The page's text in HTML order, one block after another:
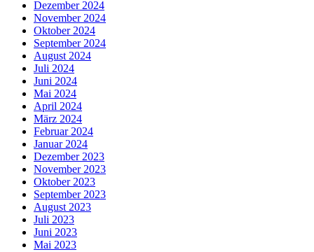
Dezember 2024
November 2024
Oktober 2024
September 2024
August 2024
Juli 2024
Juni 2024
Mai 2024
April 2024
März 2024
Februar 2024
Januar 2024
Dezember 2023
November 2023
Oktober 2023
September 2023
August 2023
Juli 2023
Juni 2023
Mai 2023